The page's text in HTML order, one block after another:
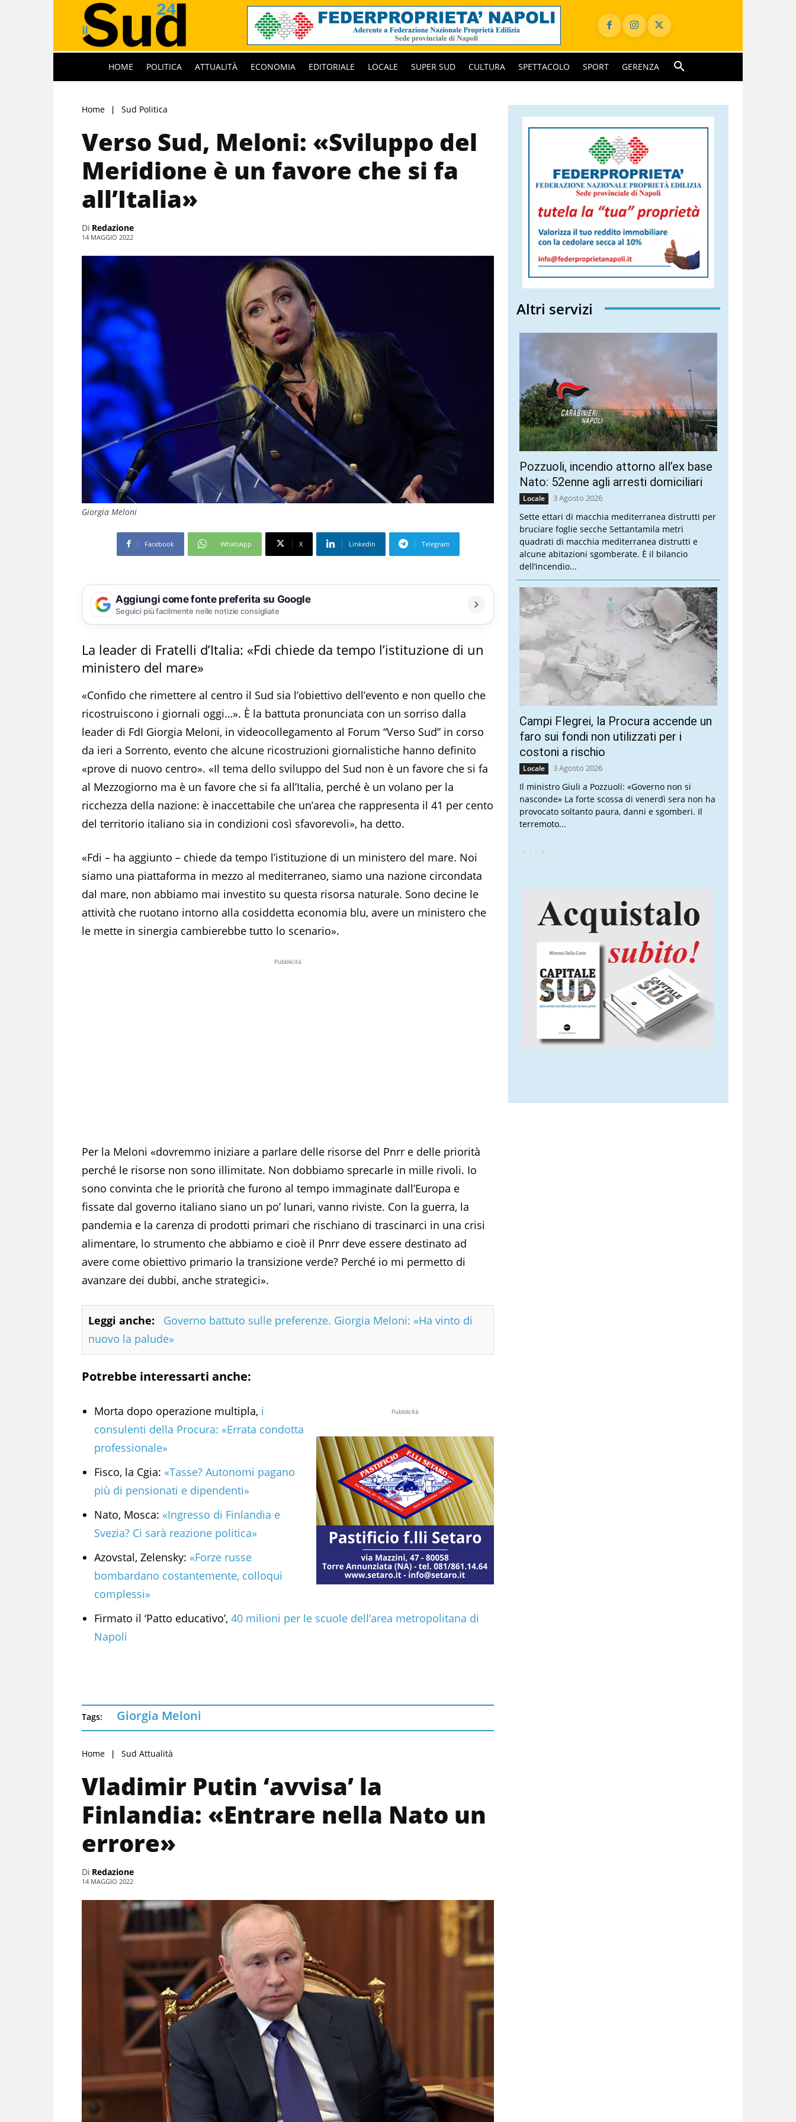
HOME POLITICA ATTUALITÀ ECONOMIA EDITORIALE LOCALE SUPER SUD CULTURA SPETTACOLO SPORT GERENZA
Home Sud Politica
Verso Sud, Meloni: «Sviluppo del
Meridione è un favore che si fa
all’Italia»
Di Redazione
14 MAGGIO 2022
Giorgia Meloni
Facebook WhatsApp X Linkedin Telegram
Aggiungi come fonte preferita su Google
Seguici più facilmente nelle notizie consigliate
La leader di Fratelli d’Italia: «Fdi chiede da tempo l’istituzione di un
ministero del mare»
«Confido che rimettere al centro il Sud sia l’obiettivo dell’evento e non quello che
ricostruiscono i giornali oggi…». È la battuta pronunciata con un sorriso dalla
leader di FdI Giorgia Meloni, in videocollegamento al Forum “Verso Sud” in corso
da ieri a Sorrento, evento che alcune ricostruzioni giornalistiche hanno definito
«prove di nuovo centro». «Il tema dello sviluppo del Sud non è un favore che si fa
al Mezzogiorno ma è un favore che si fa all’Italia, perché è un volano per la
ricchezza della nazione: è inaccettabile che un’area che rappresenta il 41 per cento
del territorio italiano sia in condizioni così sfavorevoli», ha detto.
«Fdi – ha aggiunto – chiede da tempo l’istituzione di un ministero del mare. Noi
siamo una piattaforma in mezzo al mediterraneo, siamo una nazione circondata
dal mare, non abbiamo mai investito su questa risorsa naturale. Sono decine le
attività che ruotano intorno alla cosiddetta economia blu, avere un ministero che
le mette in sinergia cambierebbe tutto lo scenario».
Pubblicità
Per la Meloni «dovremmo iniziare a parlare delle risorse del Pnrr e delle priorità
perché le risorse non sono illimitate. Non dobbiamo sprecarle in mille rivoli. Io
sono convinta che le priorità che furono al tempo immaginate dall’Europa e
fissate dal governo italiano siano un po’ lunari, vanno riviste. Con la guerra, la
pandemia e la carenza di prodotti primari che rischiano di trascinarci in una crisi
alimentare, lo strumento che abbiamo e cioè il Pnrr deve essere destinato ad
avere come obiettivo primario la transizione verde? Perché io mi permetto di
avanzare dei dubbi, anche strategici».
Leggi anche:
Governo battuto sulle preferenze. Giorgia Meloni: «Ha vinto di
nuovo la palude»
Potrebbe interessarti anche:
Pubblicità
Morta dopo operazione multipla, i
consulenti della Procura: «Errata condotta
professionale»
Fisco, la Cgia: «Tasse? Autonomi pagano
più di pensionati e dipendenti»
Nato, Mosca: «Ingresso di Finlandia e
Svezia? Ci sarà reazione politica»
Azovstal, Zelensky: «Forze russe
bombardano costantemente, colloqui
complessi»
Firmato il ‘Patto educativo’, 40 milioni per le scuole dell’area metropolitana di
Napoli
Tags: Giorgia Meloni
Home Sud Attualità
Vladimir Putin ‘avvisa’ la
Finlandia: «Entrare nella Nato un
errore»
Di Redazione
14 MAGGIO 2022
Altri servizi
Pozzuoli, incendio attorno all’ex base
Nato: 52enne agli arresti domiciliari
Locale 3 Agosto 2026
Sette ettari di macchia mediterranea distrutti per
bruciare foglie secche Settantamila metri
quadrati di macchia mediterranea distrutti e
alcune abitazioni sgomberate. È il bilancio
dell’incendio...
Campi Flegrei, la Procura accende un
faro sui fondi non utilizzati per i
costoni a rischio
Locale 3 Agosto 2026
Il ministro Giuli a Pozzuoli: «Governo non si
nasconde» La forte scossa di venerdì sera non ha
provocato soltanto paura, danni e sgomberi. Il
terremoto...